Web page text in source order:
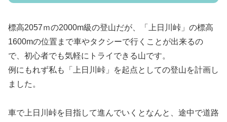
標高2057ｍの2000m級の登山だが、「上日川峠」の標高
1600mの位置まで車やタクシーで行くことが出来るの
で、初心者でも気軽にトライできる山です。
例にもれず私も「上日川峠」を起点としての登山を計画し
ました。
車で上日川峠を目指して進んでいくとなんと、途中で道路